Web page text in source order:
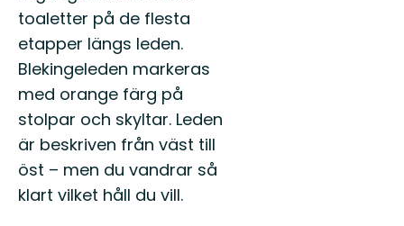
toaletter på de flesta
etapper längs leden.
Blekingeleden markeras
med orange färg på
stolpar och skyltar. Leden
är beskriven från väst till
öst – men du vandrar så
klart vilket håll du vill.